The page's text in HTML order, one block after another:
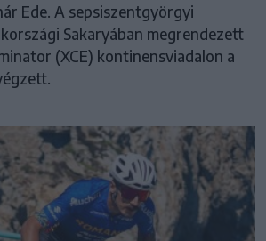
Ede. A sepsiszentgyörgyi
Sakaryában megrendezett
(XCE) kontinensviadalon a